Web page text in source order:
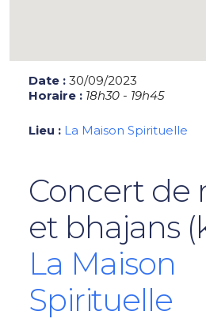
Date : 30/09/2023
Horaire : 18h30 - 19h45
Lieu : La Maison Spirituelle
Concert de
et bhajans
La Maison
Spirituelle